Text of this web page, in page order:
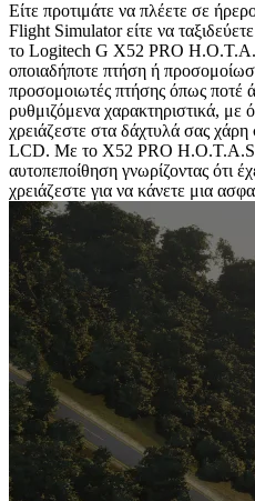
Είτε προτιμάτε να πλέετε σε
Flight Simulator είτε να
το Logitech G X52 PRO
οποιαδήποτε πτήση ή
προσομοιωτές πτήσης όπως ποτέ
ρυθμιζόμενα χαρακτηριστικά, με
χρειάζεστε στα δάχτυλά σας
LCD. Με το X52 PRO H.O.T.A.S.,
αυτοπεποίθηση γνωρίζοντας ότι
χρειάζεστε για να κάνετε μια